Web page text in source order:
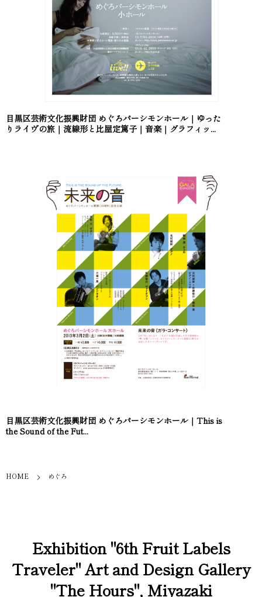
目黒区芸術文化振興財団 めぐろパーシモンホール｜ゆった
りライヴの旅｜流線形と比屋定篤子｜音楽｜グラフィッ...
目黒区芸術文化振興財団 めぐろパーシモンホール｜This is
the Sound of the Fut...
HOME めぐろ
Exhibition "6th Fruit Labels
Traveler" Art and Design Gallery
"The Hours", Miyazaki